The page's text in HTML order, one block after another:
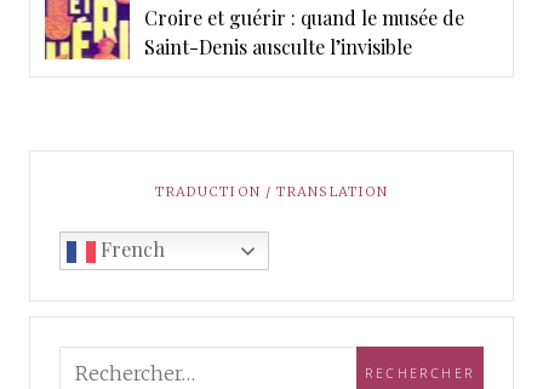
Croire et guérir : quand le musée de
Saint-Denis ausculte l’invisible
TRADUCTION / TRANSLATION
French